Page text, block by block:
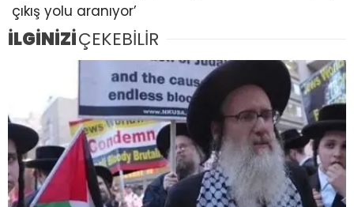
çıkış yolu aranıyor’
İLGİNİZİÇEKEBİLİR